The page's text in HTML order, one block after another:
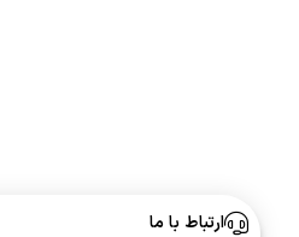
ارتباط با ما